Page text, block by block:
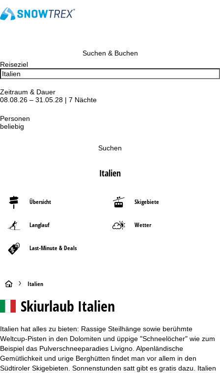
Suchen & Buchen
Reiseziel
Zeitraum & Dauer
08.08.26 – 31.05.28 | 7 Nächte
Personen
beliebig
Suchen
Italien
Übersicht Skigebiete
Langlauf Wetter
Last-Minute & Deals
S
r
Italien
Skiurlaub Italien
Italien hat alles zu bieten: Rassige Steilhänge sowie berühmte
Weltcup-Pisten in den Dolomiten und üppige "Schneelöcher" wie zum
Beispiel das Pulverschneeparadies Livigno. Alpenländische
Gemütlichkeit und urige Berghütten findet man vor allem in den
Südtiroler Skigebieten. Sonnenstunden satt gibt es gratis dazu. Italien